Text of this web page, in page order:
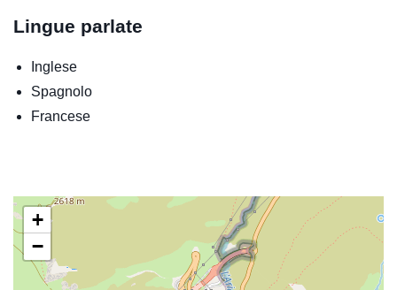
Lingue parlate
Inglese
Spagnolo
Francese
+
−